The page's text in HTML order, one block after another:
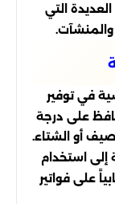
التي
والمنشآت.
في توفير
على درجة
أو الشتاء.
إلى استخدام
على فواتير